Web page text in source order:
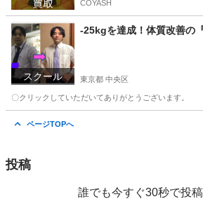
COYASH
スクール
-25kgを達成！体質改善の
東京都 中央区
〇クリックしていただいてありがとうございます
ページTOPへ
投稿
誰でも今すぐ30秒で投